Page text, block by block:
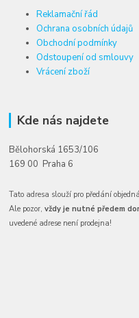
Reklamační řád
Ochrana osobních údajů
Obchodní podmínky
Odstoupení od smlouvy
Vrácení zboží
Kde nás najdete
Bělohorská 1653/106
169 00 Praha 6
Tato adresa slouží pro předání
Ale pozor,vždy je nutné předem
uvedené adrese není prodejna!